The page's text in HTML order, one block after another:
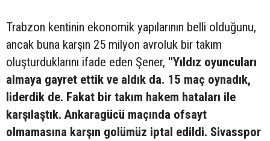
Trabzon kentinin ekonomik yapılarının belli olduğunu,
ancak buna karşın 25 milyon avroluk bir takım
oluşturduklarını ifade eden Şener, ''Yıldız oyuncuları
almaya gayret ettik ve aldık da. 15 maç oynadık,
liderdik de. Fakat bir takım hakem hataları ile
karşılaştık. Ankaragücü maçında ofsayt
olmamasına karşın golümüz iptal edildi. Sivasspor